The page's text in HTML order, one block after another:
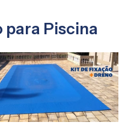
para Piscina